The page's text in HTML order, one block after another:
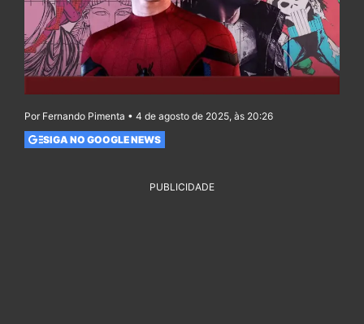
Por Fernando Pimenta • 4 de agosto de 2025, às 20:26
SIGA NO GOOGLE NEWS
PUBLICIDADE